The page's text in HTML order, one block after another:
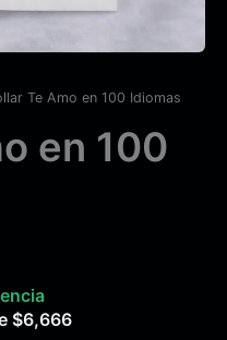
Te Amo en 100 Idiomas
en 100
$6,666